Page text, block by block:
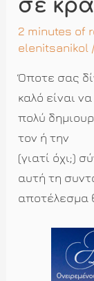
σε
2 minutes of
elenitsanikol
Όποτε σας
καλό είναι
πολύ
τον ή την
(γιατί όχι;)
αυτή τη
αποτέλεσμα